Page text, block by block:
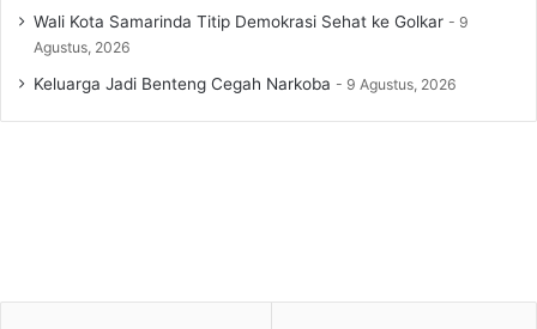
Wali Kota Samarinda Titip Demokrasi Sehat ke Golkar
9
Agustus, 2026
Keluarga Jadi Benteng Cegah Narkoba 9 Agustus, 2026